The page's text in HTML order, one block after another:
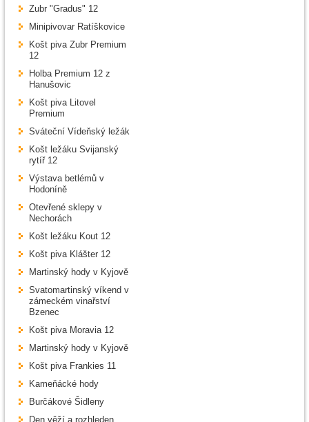
Zubr "Gradus" 12
Minipivovar Ratíškovice
Košt piva Zubr Premium
12
Holba Premium 12 z
Hanušovic
Košt piva Litovel
Premium
Sváteční Vídeňský ležák
Košt ležáku Svijanský
rytíř 12
Výstava betlémů v
Hodoníně
Otevřené sklepy v
Nechorách
Košt ležáku Kout 12
Košt piva Klášter 12
Martinský hody v Kyjově
Svatomartinský víkend v
zámeckém vinařství
Bzenec
Košt piva Moravia 12
Martinský hody v Kyjově
Košt piva Frankies 11
Kameňácké hody
Burčákové Šidleny
Den věží a rozhleden